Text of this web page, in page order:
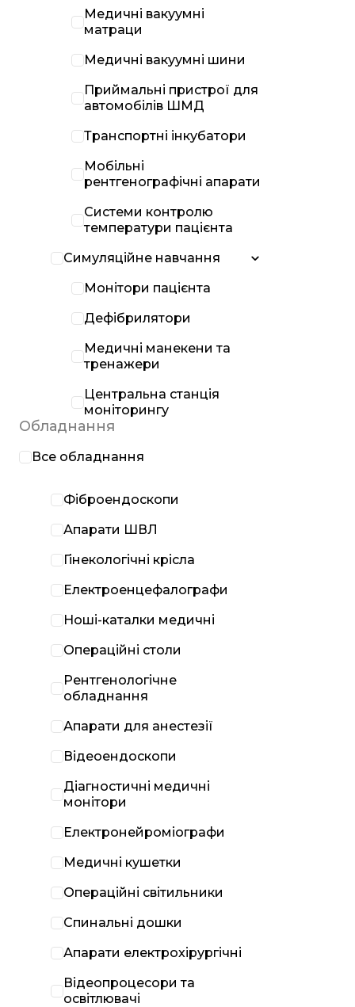
Медичні вакуумні
матраци
Медичні вакуумні шини
Приймальні пристрої для
автомобілів ШМД
Транспортні інкубатори
Мобільні
рентгенографічні апарати
Системи контролю
температури пацієнта
Симуляційне навчання
Монітори пацієнта
Дефібрилятори
Медичні манекени та
тренажери
Центральна станція
моніторингу
Обладнання
Все обладнання
Фіброендоскопи
Апарати ШВЛ
Гінекологічні крісла
Електроенцефалографи
Ноші-каталки медичні
Операційні столи
Рентгенологічне
обладнання
Апарати для анестезії
Відеоендоскопи
Діагностичні медичні
монітори
Електронейроміографи
Медичні кушетки
Операційні світильники
Спинальні дошки
Апарати електрохірургічні
Відеопроцесори та
освітлювачі